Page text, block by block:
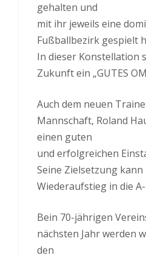
gehalten und
mit ihr jeweils eine
Fußballbezirk gespielt
In dieser Konstellation
Zukunft ein „GUTES
Auch dem neuen
Mannschaft, Roland
einen guten
und erfolgreichen
Seine Zielsetzung
Wiederaufstieg in die
Bein 70-jährigen
nächsten Jahr werden
den